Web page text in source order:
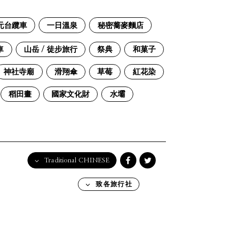
台纜車 一日溫泉 秘密蕎麥麵店
山岳 / 徒步旅行 祭典 和菓子
神社寺廟 滑翔傘 草莓 紅花染
稻田畫 國家文化財 水壩
Traditional CHINESE
English
致各旅行社